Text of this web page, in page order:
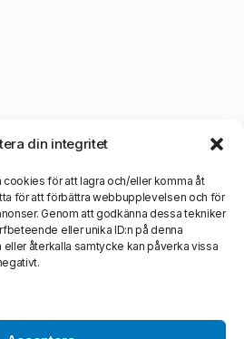
din integritet
för att lagra och/eller komma åt
för att förbättra webbupplevelsen och för
Genom att godkänna dessa tekniker
eller unika ID:n på denna
återkalla samtycke kan påverka vissa